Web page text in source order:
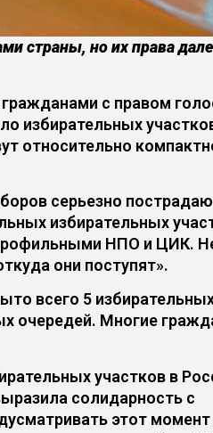
страны, но их права
с правом
избирательных
относительно
серьезно
избирательных
НПО и ЦИК.
они поступят».
всего 5
очередей. Многие
участков в
солидарность с
этот момент